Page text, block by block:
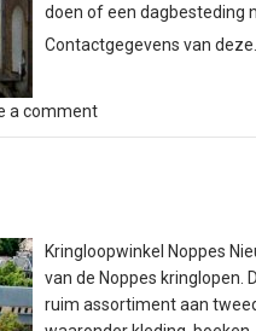
doen of een dagbesteding
Contactgegevens van
a comment
Kringloopwinkel Noppes
van de Noppes kringlopen.
ruim assortiment aan